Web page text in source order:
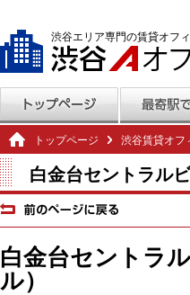
渋谷エリア専門の賃貸オフ
トップページ 渋谷賃貸オフ
白金台セントラル
白金台セントラ
ル）